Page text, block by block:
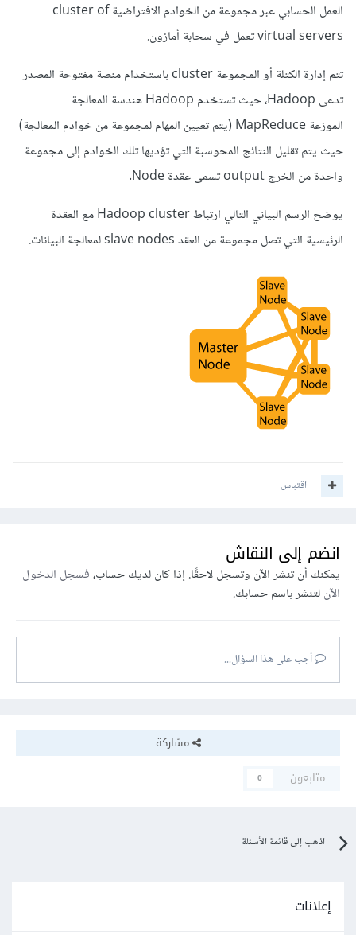
العمل الحسابي عبر مجموعة من الخوادم الافتراضية cluster of
virtual servers تعمل في سحابة أمازون.
تتم إدارة الكتلة أو المجموعة cluster باستخدام منصة مفتوحة المصدر
تدعى Hadoop، حيث تستخدم Hadoop هندسة المعالجة
الموزعة MapReduce (يتم تعيين المهام لمجموعة من خوادم المعالجة)
حيث يتم تقليل النتائج المحوسبة التي تؤديها تلك الخوادم إلى مجموعة
واحدة من الخرج output تسمى عقدة Node.
يوضح الرسم البياني التالي ارتباط Hadoop cluster مع العقدة
الرئيسية التي تصل مجموعة من العقد slave nodes لمعالجة البيانات.
اقتباس
انضم إلى النقاش
يمكنك أن تنشر الآن وتسجل لاحقًا. إذا كان لديك حساب،فسجل الدخول
الآنلتنشر باسم حسابك.
أجب على هذا السؤال...
مشاركة
متابعون
0
اذهب إلى قائمة الأسئلة
إعلانات